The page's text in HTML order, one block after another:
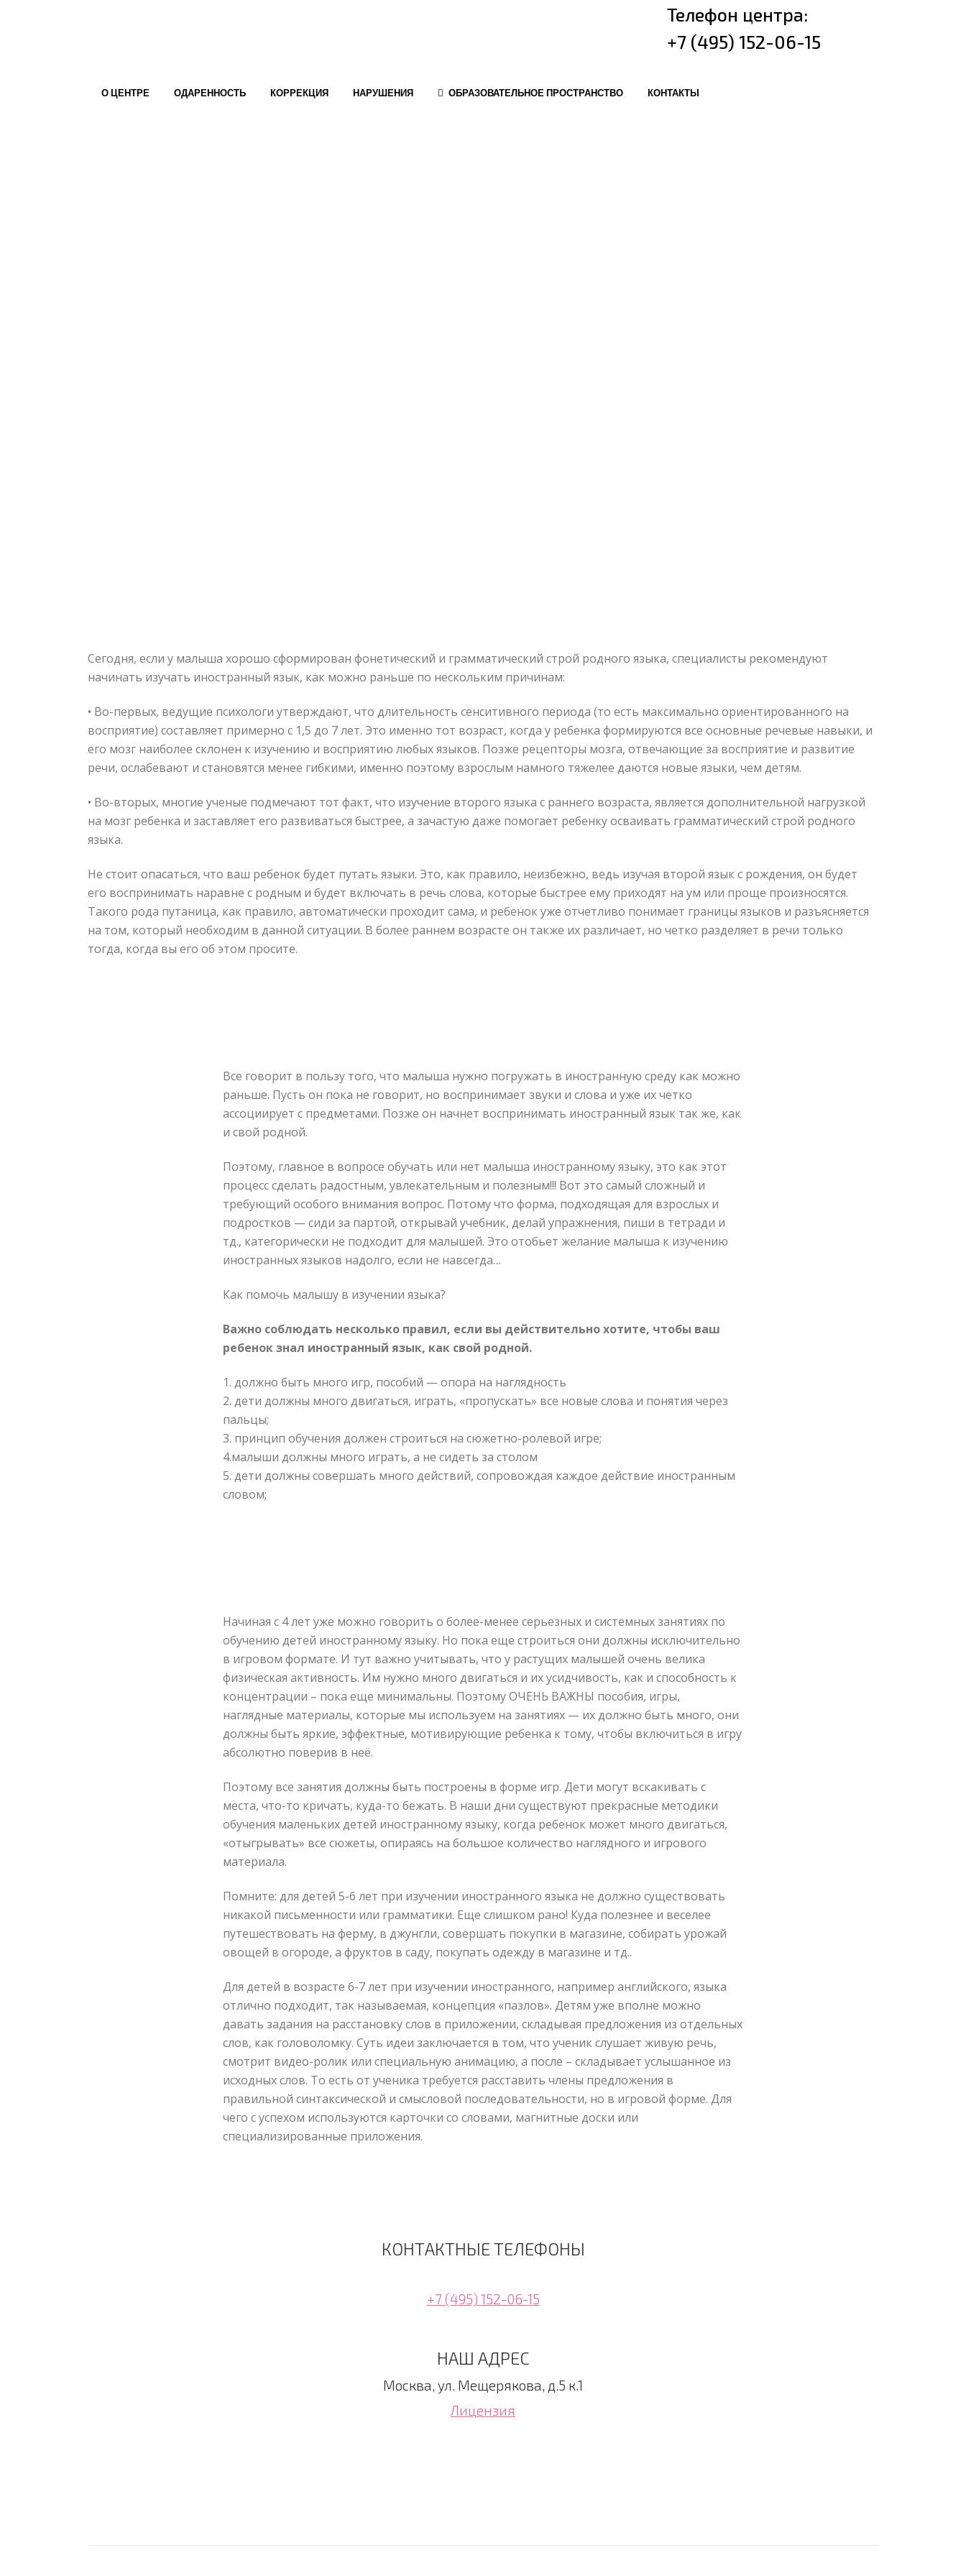
Телефон центра:
+7 (495) 152-06-15
О ЦЕНТРЕ ОДАРЕННОСТЬ КОРРЕКЦИЯ НАРУШЕНИЯ ОБРАЗОВАТЕЛЬНОЕ ПРОСТРАНСТВО КОНТАКТЫ
Сегодня, если у малыша хорошо сформирован фонетический и грамматический строй родного языка, специалисты рекомендуют
начинать изучать иностранный язык, как можно раньше по нескольким причинам:
• Во-первых, ведущие психологи утверждают, что длительность сенситивного периода (то есть максимально ориентированного на
восприятие) составляет примерно с 1,5 до 7 лет. Это именно тот возраст, когда у ребенка формируются все основные речевые навыки, и
его мозг наиболее склонен к изучению и восприятию любых языков. Позже рецепторы мозга, отвечающие за восприятие и развитие
речи, ослабевают и становятся менее гибкими, именно поэтому взрослым намного тяжелее даются новые языки, чем детям.
• Во-вторых, многие ученые подмечают тот факт, что изучение второго языка с раннего возраста, является дополнительной нагрузкой
на мозг ребенка и заставляет его развиваться быстрее, а зачастую даже помогает ребенку осваивать грамматический строй родного
языка.
Не стоит опасаться, что ваш ребенок будет путать языки. Это, как правило, неизбежно, ведь изучая второй язык с рождения, он будет
его воспринимать наравне с родным и будет включать в речь слова, которые быстрее ему приходят на ум или проще произносятся.
Такого рода путаница, как правило, автоматически проходит сама, и ребенок уже отчетливо понимает границы языков и разъясняется
на том, который необходим в данной ситуации. В более раннем возрасте он также их различает, но четко разделяет в речи только
тогда, когда вы его об этом просите.
Все говорит в пользу того, что малыша нужно погружать в иностранную среду как можно
раньше. Пусть он пока не говорит, но воспринимает звуки и слова и уже их четко
ассоциирует с предметами. Позже он начнет воспринимать иностранный язык так же, как
и свой родной.
Поэтому, главное в вопросе обучать или нет малыша иностранному языку, это как этот
процесс сделать радостным, увлекательным и полезным!!! Вот это самый сложный и
требующий особого внимания вопрос. Потому что форма, подходящая для взрослых и
подростков — сиди за партой, открывай учебник, делай упражнения, пиши в тетради и
тд., категорически не подходит для малышей. Это отобьет желание малыша к изучению
иностранных языков надолго, если не навсегда…
Как помочь малышу в изучении языка?
Важно соблюдать несколько правил, если вы действительно хотите, чтобы ваш
ребенок знал иностранный язык, как свой родной.
1. должно быть много игр, пособий — опора на наглядность
2. дети должны много двигаться, играть, «пропускать» все новые слова и понятия через
пальцы;
3. принцип обучения должен строиться на сюжетно-ролевой игре;
4.малыши должны много играть, а не сидеть за столом
5. дети должны совершать много действий, сопровождая каждое действие иностранным
словом;
Начиная с 4 лет уже можно говорить о более-менее серьезных и системных занятиях по
обучению детей иностранному языку. Но пока еще строиться они должны исключительно
в игровом формате. И тут важно учитывать, что у растущих малышей очень велика
физическая активность. Им нужно много двигаться и их усидчивость, как и способность к
концентрации – пока еще минимальны. Поэтому ОЧЕНЬ ВАЖНЫ пособия, игры,
наглядные материалы, которые мы используем на занятиях — их должно быть много, они
должны быть яркие, эффектные, мотивирующие ребенка к тому, чтобы включиться в игру
абсолютно поверив в неё.
Поэтому все занятия должны быть построены в форме игр. Дети могут вскакивать с
места, что-то кричать, куда-то бежать. В наши дни существуют прекрасные методики
обучения маленьких детей иностранному языку, когда ребенок может много двигаться,
«отыгрывать» все сюжеты, опираясь на большое количество наглядного и игрового
материала.
Помните: для детей 5-6 лет при изучении иностранного языка не должно существовать
никакой письменности или грамматики. Еще слишком рано! Куда полезнее и веселее
путешествовать на ферму, в джунгли, совершать покупки в магазине, собирать урожай
овощей в огороде, а фруктов в саду, покупать одежду в магазине и тд..
Для детей в возрасте 6-7 лет при изучении иностранного, например английского, языка
отлично подходит, так называемая, концепция «пазлов». Детям уже вполне можно
давать задания на расстановку слов в приложении, складывая предложения из отдельных
слов, как головоломку. Суть идеи заключается в том, что ученик слушает живую речь,
смотрит видео-ролик или специальную анимацию, а после – складывает услышанное из
исходных слов. То есть от ученика требуется расставить члены предложения в
правильной синтаксической и смысловой последовательности, но в игровой форме. Для
чего с успехом используются карточки со словами, магнитные доски или
специализированные приложения.
КОНТАКТНЫЕ ТЕЛЕФОНЫ
+7 (495) 152-06-15
НАШ АДРЕС
Москва, ул. Мещерякова, д.5 к.1
Лицензия